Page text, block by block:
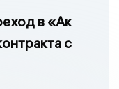
в «Ак
с